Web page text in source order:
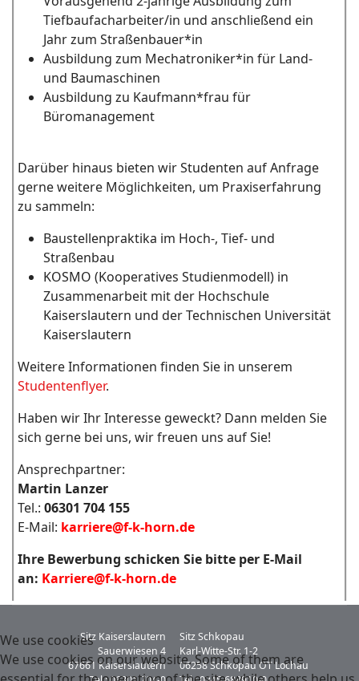
Tiefbaufacharbeiter/in und anschließend ein
Jahr zum Straßenbauer*in
Ausbildung zum Mechatroniker*in für Land-
und Baumaschinen
Ausbildung zu Kaufmann*frau für
Büromanagement
Darüber hinaus bieten wir Studenten auf Anfrage
gerne weitere Möglichkeiten, um Praxiserfahrung
zu sammeln:
Baustellenpraktika im Hoch-, Tief- und
Straßenbau
KOSMO (Kooperatives Studienmodell) in
Zusammenarbeit mit der Hochschule
Kaiserslautern und der Technischen Universität
Kaiserslautern
Weitere Informationen finden Sie in unserem
Studentenflyer.
Haben wir Ihr Interesse geweckt? Dann melden Sie
sich gerne bei uns, wir freuen uns auf Sie!
Ansprechpartner:
Martin Lanzer
Tel.:06301 704 155
E-Mail: karriere@f-k-horn.de
Ihre Bewerbung schicken Sie bitte per E-Mail
an: Karriere@f-k-horn.de
Sitz Kaiserslautern
Sauerwiesen 4
67661 Kaiserslautern
Sitz Schkopau
Karl-Witte-Str. 1-2
06258 Schkopau OT Lochau
We use cookies
We use cookies on our website. Some of them are